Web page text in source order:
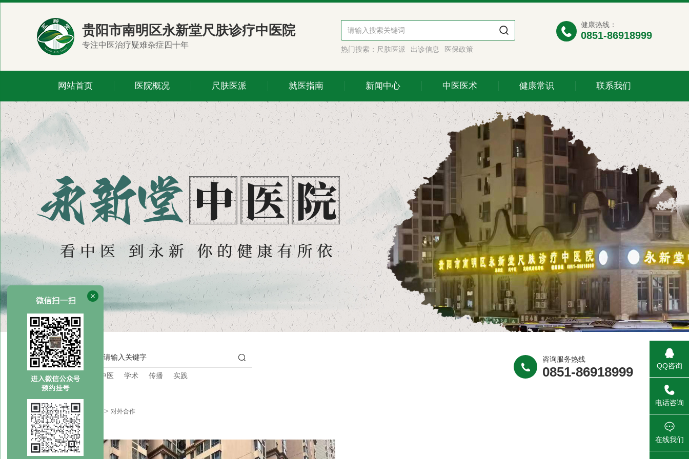
贵阳市南明区永新堂尺肤诊疗中医院
专注中医治疗疑难杂症四十年 热门搜索： 尺肤医派 出诊信息 医保政策
健康热线：
0851-86918999
网站首页 医院概况 尺肤医派 就医指南 新闻中心 中医医术 健康常识 联系我们
咨询服务热线
0851-86918999
HOT SEARCH
热门搜索关键词： 中医 学术 传播 实践
您的位置： 对外合作
QQ咨询
_self
电话咨询
在线我们